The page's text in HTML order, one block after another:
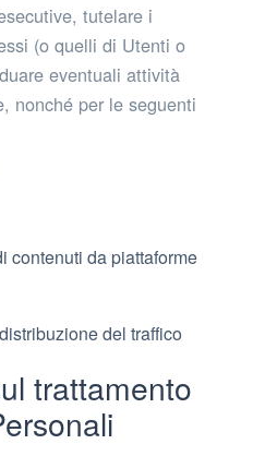
tutelare i
(o quelli di Utenti o
eventuali attività
nonché per le seguenti
contenuti da piattaforme
del traffico
trattamento